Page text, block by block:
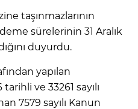
taşınmazlarının
sürelerinin 31 Aralık
duyurdu.
yapılan
ve 33261 sayılı
7579 sayılı Kanun